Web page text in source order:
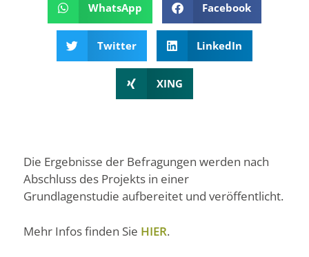
WhatsApp Facebook
Twitter LinkedIn
XING
Die Ergebnisse der Befragungen werden nach
Abschluss des Projekts in einer
Grundlagenstudie aufbereitet und veröffentlicht.
Mehr Infos finden Sie HIER.